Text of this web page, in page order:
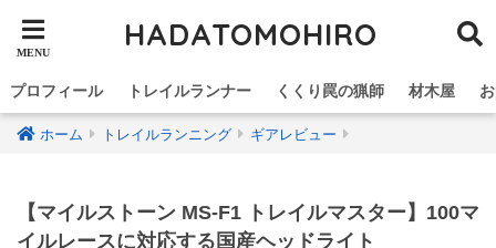
HADATOMOHIRO
プロフィール トレイルランナー くくり罠の猟師 材木屋
ホーム トレイルランニング ギアレビュー
【マイルストーン MS‐F1 トレイルマスター】100マ
イルレースに対応する国産ヘッドライト